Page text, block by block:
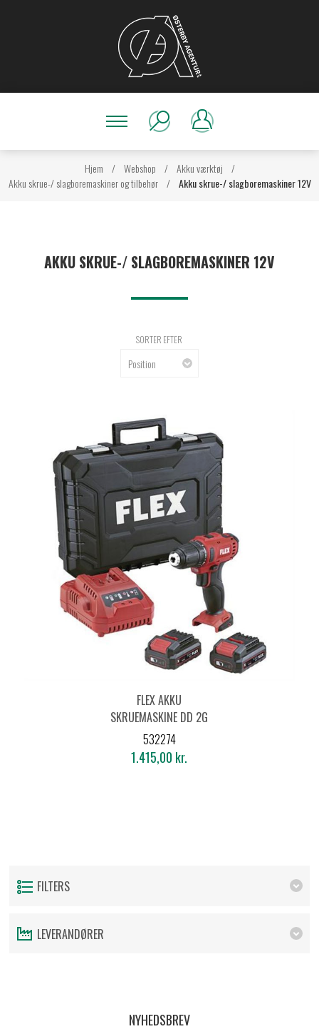
Hjem / Webshop / Akku værktøj
/
Akku skrue-/ slagboremaskiner og tilbehør / Akku skrue-/ slagboremaskiner 12V
AKKU SKRUE-/ SLAGBOREMASKINER 12V
SORTER EFTER
FLEX AKKU
SKRUEMASKINE DD 2G
12-LDBC/2.5
532274
1.415,00 kr.
FILTERS
LEVERANDØRER
NYHEDSBREV